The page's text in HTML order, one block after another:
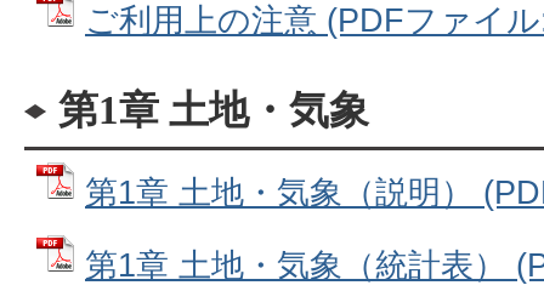
ご利用上の注意 (PDFファイ
第1章 土地・気象
第1章 土地・気象（説明）
第1章 土地・気象（統計表）